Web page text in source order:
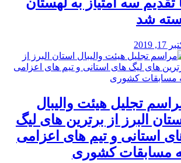
شد
17, 2019
تجلیل هیئت والیبال
البرز از برترین های لیگ
استانی و تیم های اعزامی
مسابقات کشوری